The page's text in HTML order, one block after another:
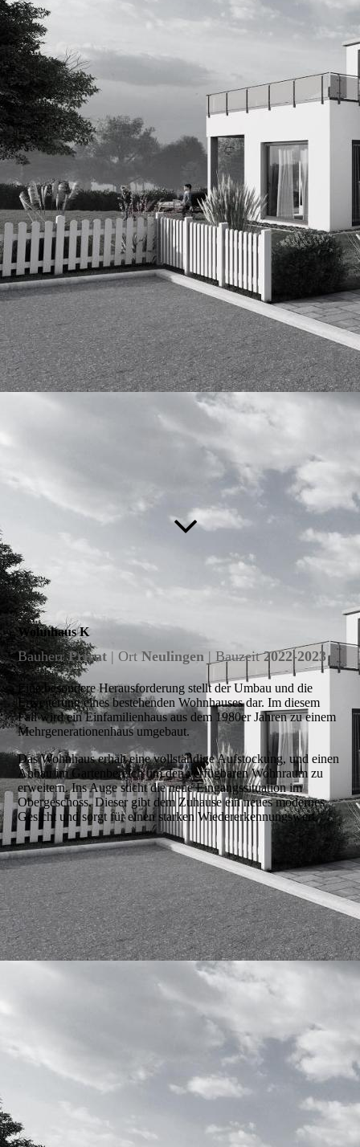
Wohnhaus K
BauherrPrivat | OrtNeulingen | Bauzeit2022-2023
Eine besondere Herausforderung stellt der Umbau und die
Erweiterung eines bestehenden Wohnhauses dar. Im diesem
Fall wird ein Einfamilienhaus aus dem 1980er Jahren zu einem
Mehrgenerationenhaus umgebaut.
Das Wohnhaus erhält eine vollständige Aufstockung, und einen
Anbau im Gartenbereich um den verfügbaren Wohnraum zu
erweitern. Ins Auge sticht die neue Eingangssituation im
Obergeschoss. Dieser gibt dem Zuhause ein neues modernes
Gesicht und sorgt für einen starken Wiedererkennungswert.